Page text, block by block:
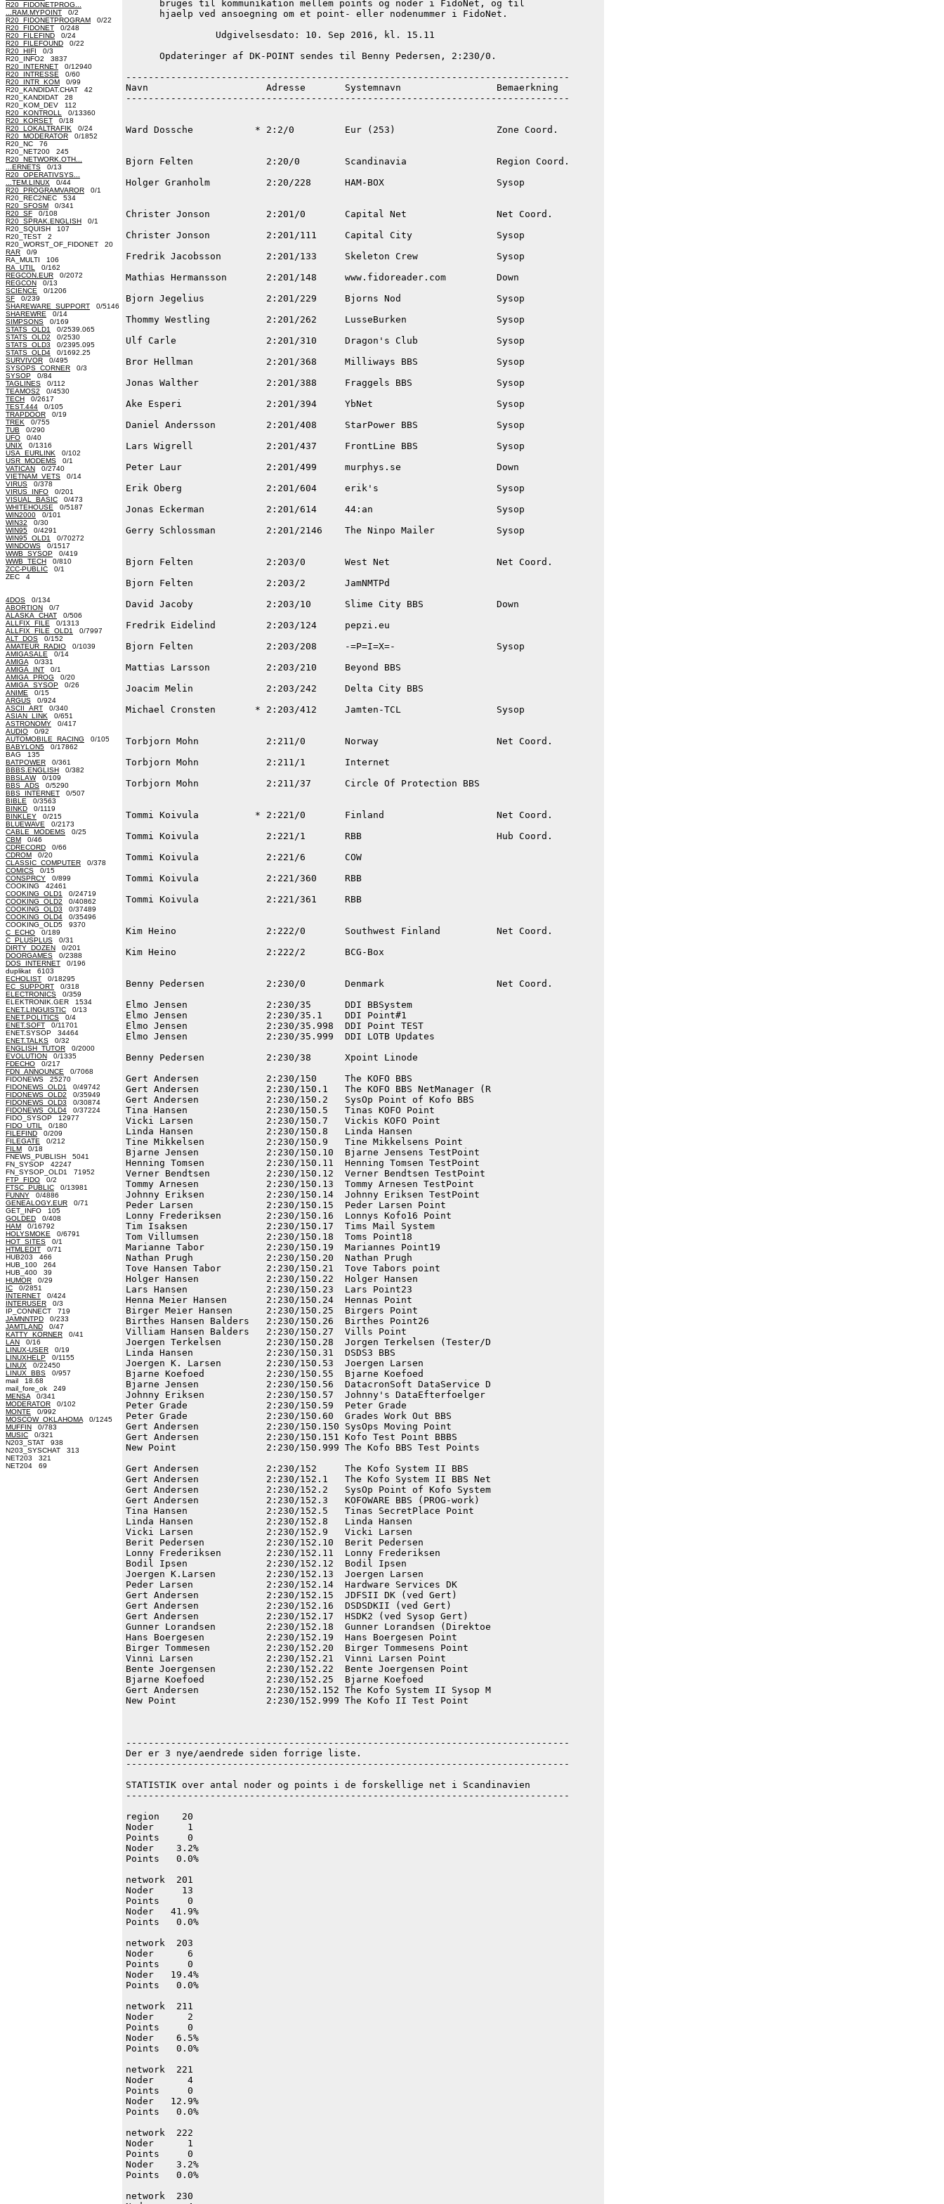
R20_FIDONETPROG...
...RAM.MYPOINT 0/2
R20_FIDONETPROGRAM 0/22
R20_FIDONET 0/248
R20_FILEFIND 0/24
R20_FILEFOUND 0/22
R20_HIFI 0/3
R20_INFO2 3837
R20_INTERNET 0/12940
R20_INTRESSE 0/60
R20_INTR_KOM 0/99
R20_KANDIDAT.CHAT 42
R20_KANDIDAT 28
R20_KOM_DEV 112
R20_KONTROLL
0/13360
R20_KORSET 0/18
R20_LOKALTRAFIK 0/24
R20_MODERATOR 0/1852
R20_NC 76
R20_NET200 245
R20_NETWORK.OTH...
...ERNETS 0/13
R20_OPERATIVSYS...
...TEM.LINUX 0/44
R20_PROGRAMVAROR 0/1
R20_REC2NEC 534
R20_SFOSM 0/341
R20_SF 0/108
R20_SPRAK.ENGLISH 0/1
R20_SQUISH 107
R20_TEST 2
R20_WORST_OF_FIDONET 20
RAR 0/9
RA_MULTI 106
RA_UTIL
0/162
REGCON.EUR 0/2072
REGCON 0/13
SCIENCE 0/1206
SF 0/239
SHAREWARE_SUPPORT 0/5146
SHAREWRE 0/14
SIMPSONS 0/169
STATS_OLD1
0/2539.065
STATS_OLD2 0/2530
STATS_OLD3 0/2395.095
STATS_OLD4 0/1692.25
SURVIVOR 0/495
SYSOPS_CORNER 0/3
SYSOP 0/84
TAGLINES 0/112
TEAMOS2 0/4530
TECH 0/2617
TEST.444 0/105
TRAPDOOR 0/19
TREK 0/755
TUB 0/290
UFO 0/40
UNIX 0/1316
USA_EURLINK 0/102
USR_MODEMS 0/1
VATICAN 0/2740
VIETNAM_VETS 0/14
VIRUS 0/378
VIRUS_INFO 0/201
VISUAL_BASIC 0/473
WHITEHOUSE 0/5187
WIN2000 0/101
WIN32 0/30
WIN95 0/4291
WIN95_OLD1
0/70272
WINDOWS 0/1517
WWB_SYSOP 0/419
WWB_TECH 0/810
ZCC-PUBLIC 0/1
ZEC 4
4DOS 0/134
ABORTION 0/7
ALASKA_CHAT 0/506
ALLFIX_FILE 0/1313
ALLFIX_FILE_OLD1
0/7997
ALT_DOS 0/152
AMATEUR_RADIO 0/1039
AMIGASALE 0/14
AMIGA 0/331
AMIGA_INT 0/1
AMIGA_PROG 0/20
AMIGA_SYSOP 0/26
ANIME 0/15
ARGUS 0/924
ASCII_ART 0/340
ASIAN_LINK 0/651
ASTRONOMY 0/417
AUDIO 0/92
AUTOMOBILE_RACING 0/105
BABYLON5 0/17862
BAG 135
BATPOWER 0/361
BBBS.ENGLISH 0/382
BBSLAW0/109
BBS_ADS 0/5290
BBS_INTERNET 0/507
BIBLE 0/3563
BINKD 0/1119
BINKLEY 0/215
BLUEWAVE 0/2173
CABLE_MODEMS 0/25
CBM 0/46
CDRECORD 0/66
CDROM 0/20
CLASSIC_COMPUTER 0/378
COMICS 0/15
CONSPRCY 0/899
COOKING 42461
COOKING_OLD1
0/24719
COOKING_OLD2 0/40862
COOKING_OLD3 0/37489
COOKING_OLD4 0/35496
COOKING_OLD5 9370
C_ECHO 0/189
C_PLUSPLUS 0/31
DIRTY_DOZEN 0/201
DOORGAMES 0/2388
DOS_INTERNET 0/196
duplikat 6103
ECHOLIST 0/18295
EC_SUPPORT 0/318
ELECTRONICS 0/359
ELEKTRONIK.GER 1534
ENET.LINGUISTIC 0/13
ENET.POLITICS 0/4
ENET.SOFT 0/11701
ENET.SYSOP 34464
ENET.TALKS 0/32
ENGLISH_TUTOR 0/2000
EVOLUTION 0/1335
FDECHO 0/217
FDN_ANNOUNCE 0/7068
FIDONEWS 25270
FIDONEWS_OLD1
0/49742
FIDONEWS_OLD2 0/35949
FIDONEWS_OLD3 0/30874
FIDONEWS_OLD4 0/37224
FIDO_SYSOP 12977
FIDO_UTIL
0/180
FILEFIND 0/209
FILEGATE 0/212
FILM 0/18
FNEWS_PUBLISH 5041
FN_SYSOP 42247
FN_SYSOP_OLD1 71952
FTP_FIDO 0/2
FTSC_PUBLIC 0/13981
FUNNY 0/4886
GENEALOGY.EUR 0/71
GET_INFO 105
GOLDED 0/408
HAM 0/16792
HOLYSMOKE 0/6791
HOT_SITES 0/1
HTMLEDIT 0/71
HUB203 466
HUB_100 264
HUB_400 39
HUMOR 0/29
IC 0/2851
INTERNET 0/424
INTERUSER 0/3
IP_CONNECT 719
JAMNNTPD 0/233
JAMTLAND 0/47
KATTY_KORNER 0/41
LAN 0/16
LINUX-USER 0/19
LINUXHELP 0/1155
LINUX 0/22450
LINUX_BBS 0/957
mail 18.68
mail_fore_ok 249
MENSA 0/341
MODERATOR 0/102
MONTE 0/992
MOSCOW_OKLAHOMA 0/1245
MUFFIN 0/783
MUSIC 0/321
N203_STAT 938
N203_SYSCHAT 313
NET203 321
NET204 69